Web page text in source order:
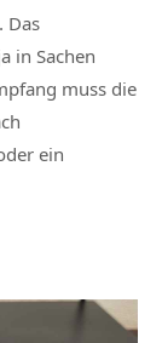
Das
in Sachen
muss die
ein